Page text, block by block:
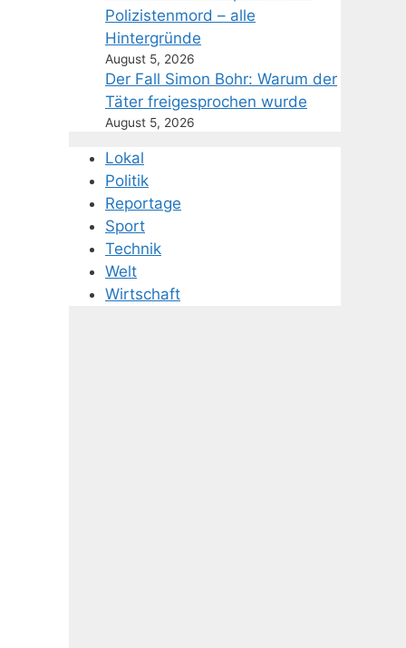
Polizistenmord – alle
Hintergründe
August 5, 2026
Der Fall Simon Bohr: Warum der
Täter freigesprochen wurde
August 5, 2026
Lokal
Politik
Reportage
Sport
Technik
Welt
Wirtschaft